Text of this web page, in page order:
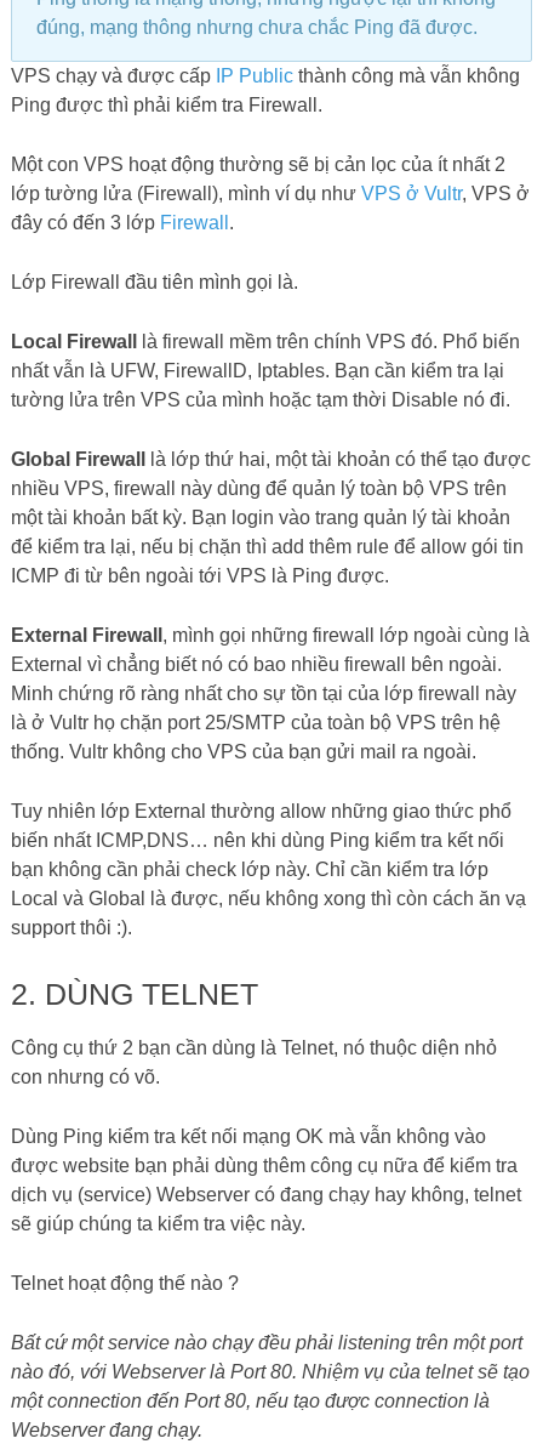
nhiều VPS, firewall này dùng để quản lý toàn bộ VPS trên
để kiểm tra lại, nếu bị chặn thì add thêm rule để allow gói tin
ICMP đi từ bên ngoài tới VPS là Ping được.
External Firewall, mình gọi những firewall lớp ngoài cùng là
External vì chẳng biết nó có bao nhiều firewall bên ngoài.
Minh chứng rõ ràng nhất cho sự tồn tại của lớp firewall này
thống. Vultr không cho VPS của bạn gửi mail ra ngoài.
Tuy nhiên lớp External thường allow những giao thức phổ
biến nhất ICMP,DNS… nên khi dùng Ping kiểm tra kết nối
bạn không cần phải check lớp này. Chỉ cần kiểm tra lớp
support thôi :).
2. DÙNG TELNET
Công cụ thứ 2 bạn cần dùng là Telnet, nó thuộc diện nhỏ
Dùng Ping kiểm tra kết nối mạng OK mà vẫn không vào
được website bạn phải dùng thêm công cụ nữa để kiểm tra
dịch vụ (service) Webserver có đang chạy hay không, telnet
sẽ giúp chúng ta kiểm tra việc này.
Telnet hoạt động thế nào ?
Bất cứ một service nào chạy đều phải listening trên một port
nào đó, với Webserver là Port 80. Nhiệm vụ của telnet sẽ tạo
một connection đến Port 80, nếu tạo được connection là
Thông thường Telnet không được cài sẵn trên Windows hay
Cài Telnet trên Windows 7/8/10
VàoControl Panel -> Programs and Features -> Turn
Cài Telnet trên Windows